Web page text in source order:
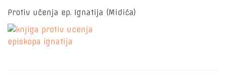
Protiv učenja ep. Ignatija (Midića)